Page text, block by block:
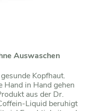
Auswaschen
Kopfhaut.
Hand in Hand gehen
aus der Dr.
Liquid beruhigt